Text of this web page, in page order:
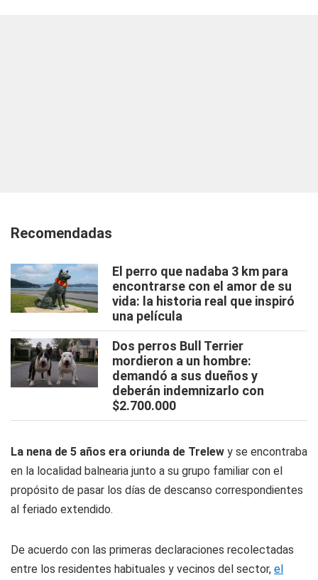
Recomendadas
El perro que nadaba 3 km para
encontrarse con el amor de su
vida: la historia real que inspiró
una película
Dos perros Bull Terrier
mordieron a un hombre:
demandó a sus dueños y
deberán indemnizarlo con
$2.700.000
La nena de 5 años era oriunda de Trelew y se encontraba
en la localidad balnearia junto a su grupo familiar con el
propósito de pasar los días de descanso correspondientes
al feriado extendido.
De acuerdo con las primeras declaraciones recolectadas
entre los residentes habituales y vecinos del sector, el